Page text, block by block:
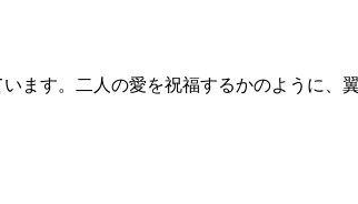
ます。二人の愛を祝福するかのように、